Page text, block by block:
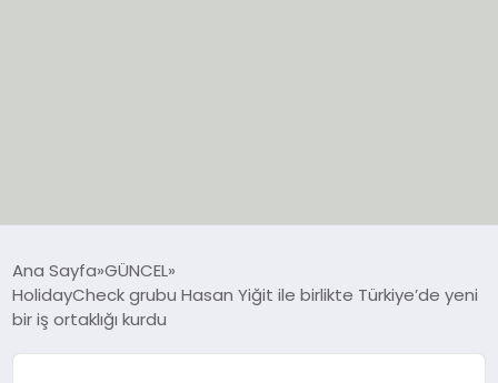
EKONOMİ
Ana Sayfa GÜNCEL
HolidayCheck grubu Hasan Yiğit ile birlikte Türkiye’de yeni
bir iş ortaklığı kurdu